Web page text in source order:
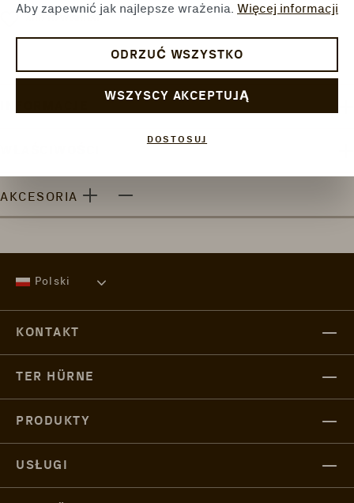
ADD TO WISHLIST
AKCESORIA
Polski
KONTAKT
TER HÜRNE
PRODUKTY
USŁUGI
Aby zapewnić jak najlepsze wrażenia. Więcej informacji
ODRZUĆ WSZYSTKO
WSZYSCY AKCEPTUJĄ
DOSTOSUJ